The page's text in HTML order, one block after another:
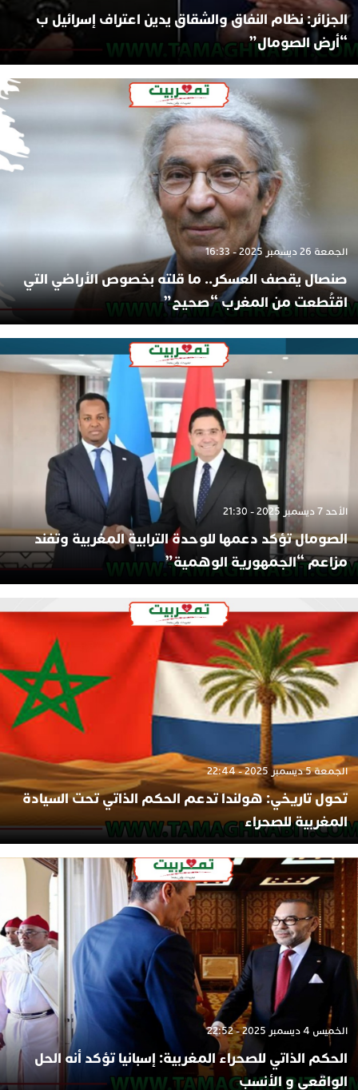
الجزائر: نظام النفاق والشقاق يدين اعتراف إسرائيل ب
“أرض الصومال”
الجمعة 26 ديسمبر 2025 - 16:33
صنصال يقصف العسكر.. ما قلته بخصوص الأراضي التي
اقتُطعت من المغرب “صحيح”
الأحد 7 ديسمبر 2025 - 21:30
الصومال تؤكد دعمها للوحدة الترابية المغربية وتفند
مزاعم “الجمهورية الوهمية”
الجمعة 5 ديسمبر 2025 - 22:44
تحول تاريخي: هولندا تدعم الحكم الذاتي تحت السيادة
المغربية للصحراء
الخميس 4 ديسمبر 2025 - 22:52
الحكم الذاتي للصحراء المغربية: إسبانيا تؤكد أنه الحل
الواقعي و الأنسب